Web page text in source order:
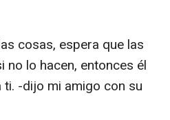
cosas, espera que las
no lo hacen, entonces él
ti. -dijo mi amigo con su